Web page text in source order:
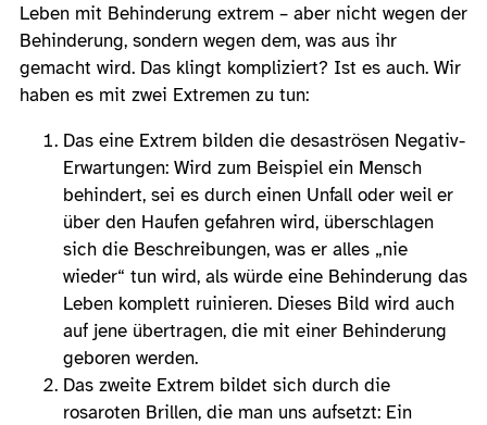
Leben mit Behinderung extrem – aber nicht wegen der
Behinderung, sondern wegen dem, was aus ihr
gemacht wird. Das klingt kompliziert? Ist es auch. Wir
haben es mit zwei Extremen zu tun:
Das eine Extrem bilden die desaströsen Negativ-
Erwartungen: Wird zum Beispiel ein Mensch
behindert, sei es durch einen Unfall oder weil er
über den Haufen gefahren wird, überschlagen
sich die Beschreibungen, was er alles „nie
wieder“ tun wird, als würde eine Behinderung das
Leben komplett ruinieren. Dieses Bild wird auch
auf jene übertragen, die mit einer Behinderung
geboren werden.
Das zweite Extrem bildet sich durch die
rosaroten Brillen, die man uns aufsetzt: Ein